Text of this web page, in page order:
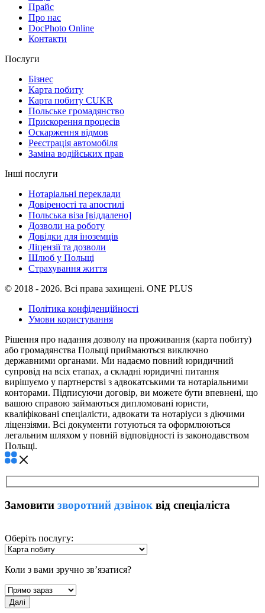
Прайс
Про нас
DocPhoto Online
Контакти
Послуги
Бізнес
Карта побиту
Карта побиту CUKR
Польське громадянство
Прискорення процесів
Оскарження відмов
Реєстрація автомобіля
Заміна водійських прав
Інші послуги
Нотаріальні переклади
Довіреності та апостилі
Польська віза [віддалено]
Дозволи на роботу
Довідки для іноземців
Ліцензії та дозволи
Шлюб у Польщі
Страхування життя
© 2018 - 2026. Всі права захищені. ONE PLUS
Політика конфіденційності
Умови користування
Рішення про надання дозволу на проживання (карта побиту)
або громадянства Польщі приймаються виключно
державними органами. Ми надаємо повний юридичний
супровід на всіх етапах, а складні юридичні питання
вирішуємо у партнерстві з адвокатськими та нотаріальними
конторами. Підписуючи договір, ви можете бути впевнені, що
вашою справою займаються дипломовані юристи,
кваліфіковані спеціалісти, адвокати та нотаріуси з діючими
ліцензіями. Всі документи готуються та оформлюються
легальним шляхом у повній відповідності із законодавством
Польщі.
Замовити зворотний дзвінок від спеціаліста
Оберіть послугу:
Коли з вами зручно зв’язатися?
Далі